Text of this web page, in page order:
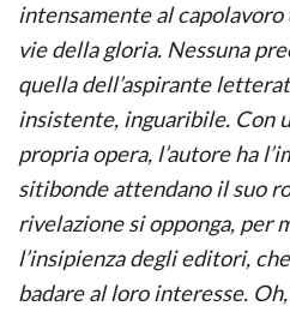
intensamente al
vie della gloria. Nessuna
quella dell’aspirante
insistente, inguaribile. Con
propria opera, l’autore ha
sitibonde attendano il suo
rivelazione si opponga, per
l’insipienza degli editori,
badare al loro interesse.